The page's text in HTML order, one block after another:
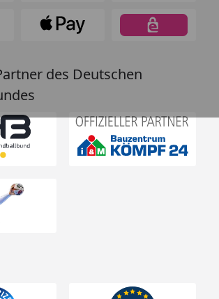
des Deutschen